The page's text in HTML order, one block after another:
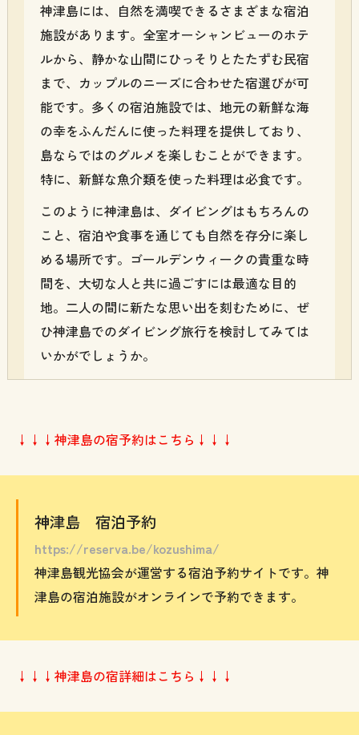
神津島には、自然を満喫できるさまざまな宿泊
施設があります。全室オーシャンビューのホテ
ルから、静かな山間にひっそりとたたずむ民宿
まで、カップルのニーズに合わせた宿選びが可
能です。多くの宿泊施設では、地元の新鮮な海
の幸をふんだんに使った料理を提供しており、
島ならではのグルメを楽しむことができます。
特に、新鮮な魚介類を使った料理は必食です。
このように神津島は、ダイビングはもちろんの
こと、宿泊や食事を通じても自然を存分に楽し
める場所です。ゴールデンウィークの貴重な時
間を、大切な人と共に過ごすには最適な目的
地。二人の間に新たな思い出を刻むために、ぜ
ひ神津島でのダイビング旅行を検討してみては
いかがでしょうか。
↓↓↓神津島の宿予約はこちら↓↓↓
神津島 宿泊予約
https://reserva.be/kozushima/
神津島観光協会が運営する宿泊予約サイトです。神
津島の宿泊施設がオンラインで予約できます。
↓↓↓神津島の宿詳細はこちら↓↓↓